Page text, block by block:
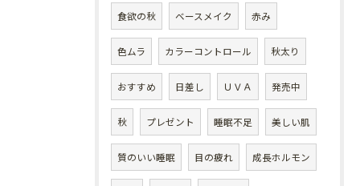
食欲の秋 ベースメイク 赤み
色ムラ カラーコントロール 秋太り
おすすめ 日差し ＵＶＡ 発売中
秋 プレゼント 睡眠不足 美しい肌
質のいい睡眠 目の疲れ 成長ホルモン